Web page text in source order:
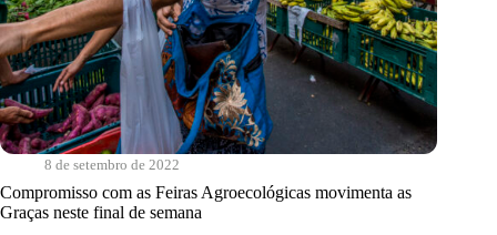
8 de setembro de 2022
Compromisso com as Feiras Agroecológicas movimenta as
Graças neste final de semana